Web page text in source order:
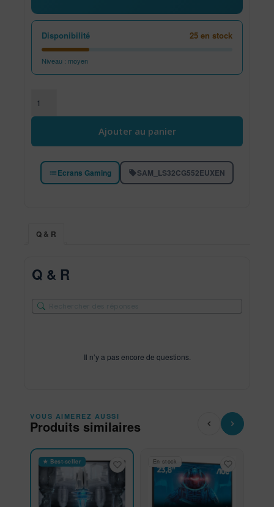
Disponibilité 25 en stock
Niveau : moyen
Ajouter au panier
Ecrans Gaming SAM_LS32CG552EUXEN
Q & R
Q & R
Il n’y a pas encore de questions.
VOUS AIMEREZ AUSSI
Produits similaires
★ Best-seller En stock